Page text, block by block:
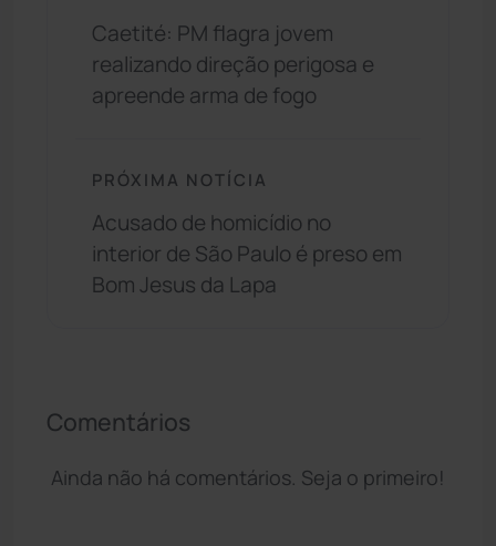
Caetité: PM flagra jovem
realizando direção perigosa e
apreende arma de fogo
PRÓXIMA NOTÍCIA
Acusado de homicídio no
interior de São Paulo é preso em
Bom Jesus da Lapa
Comentários
Ainda não há comentários. Seja o primeiro!